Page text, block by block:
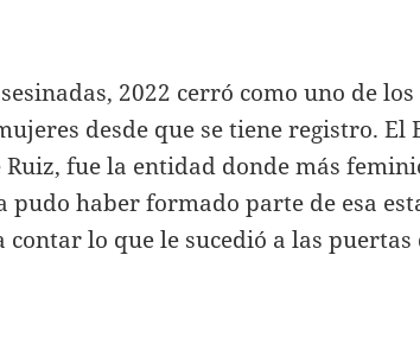
2022 cerró como uno de
desde que se tiene registro. El
fue la entidad donde más
pudo haber formado parte de esa
contar lo que le sucedió a las